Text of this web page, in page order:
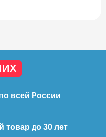
по всей России
товар до 30 лет